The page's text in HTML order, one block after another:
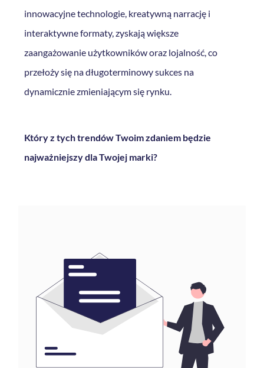
innowacyjne technologie, kreatywną narrację i
interaktywne formaty, zyskają większe
zaangażowanie użytkowników oraz lojalność, co
przełoży się na długoterminowy sukces na
dynamicznie zmieniającym się rynku.
Który z tych trendów Twoim zdaniem będzie
najważniejszy dla Twojej marki?